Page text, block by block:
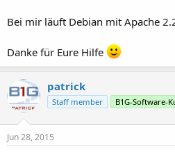
Bei mir läuft Debian mit Apache
Danke für Eure Hilfe
patrick
Staff member B1G-Software-
Jun 28, 2015